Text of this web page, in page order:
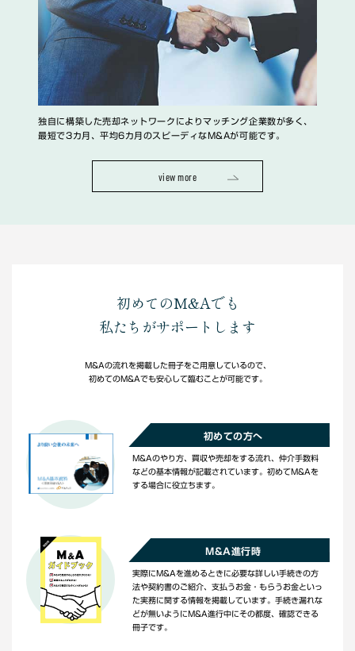
独自に構築した売却ネットワークによりマッチング企業数が多く、
最短で3カ月、平均6カ月のスピーディなM&Aが可能です。
view more
初めてのM&Aでも
私たちがサポートします
M&Aの流れを掲載した冊子をご用意しているので、
初めてのM&Aでも安心して臨むことが可能です。
初めての方へ
M&Aのやり方、買収や売却をする流れ、仲介手数料
などの基本情報が記載されています。初めてM&Aを
する場合に役立ちます。
M&A進行時
実際にM&Aを進めるときに必要な詳しい手続きの方
法や契約書のご紹介、支払うお金・もらうお金といっ
た実務に関する情報を掲載しています。手続き漏れな
どが無いようにM&A進行中にその都度、確認できる
冊子です。